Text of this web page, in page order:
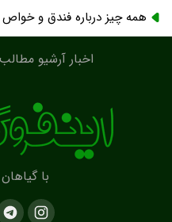
همه چیز درباره فندق و
اخبار آرشیو مطالب
با